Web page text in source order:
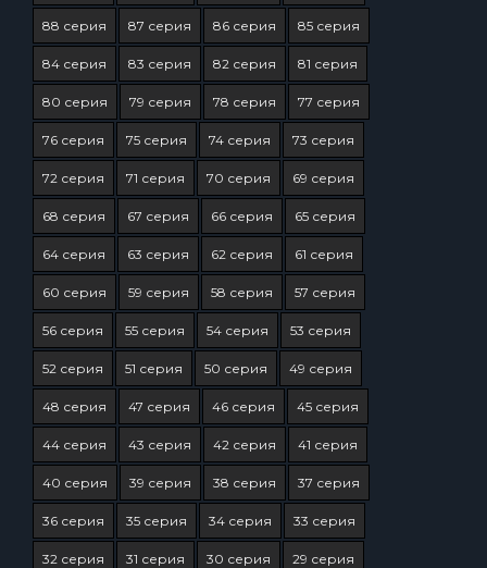
88 серия 87 серия 86 серия 85 серия
84 серия 83 серия 82 серия 81 серия
80 серия 79 серия 78 серия 77 серия
76 серия 75 серия 74 серия 73 серия
72 серия 71 серия 70 серия 69 серия
68 серия 67 серия 66 серия 65 серия
64 серия 63 серия 62 серия 61 серия
60 серия 59 серия 58 серия 57 серия
56 серия 55 серия 54 серия 53 серия
52 серия 51 серия 50 серия 49 серия
48 серия 47 серия 46 серия 45 серия
44 серия 43 серия 42 серия 41 серия
40 серия 39 серия 38 серия 37 серия
36 серия 35 серия 34 серия 33 серия
32 серия 31 серия 30 серия 29 серия